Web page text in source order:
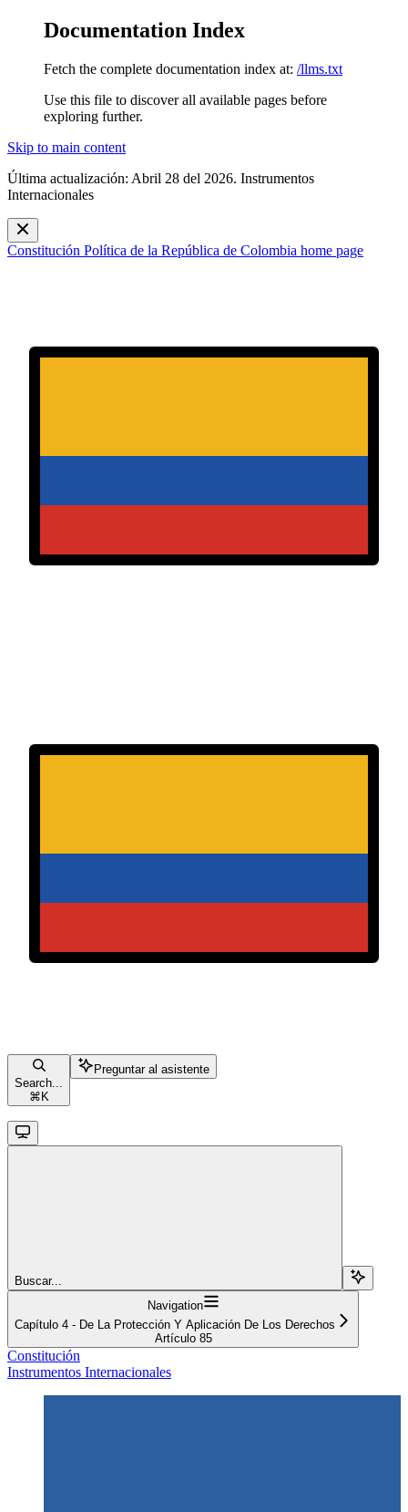
Documentation Index
Fetch the complete documentation index at: /llms.txt
Use this file to discover all available pages before
exploring further.
Skip to main content
Última actualización: Abril 28 del 2026. Instrumentos
Internacionales
Constitución Política de la República de Colombia home page
Search...
⌘ K
Preguntar al asistente
Buscar...
Navigation
Capítulo 4 - De La Protección Y Aplicación De Los Derechos
Artículo 85
Constitución
Instrumentos Internacionales